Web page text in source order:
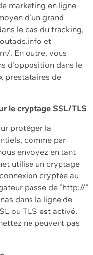
marketing en ligne
d'un grand
le cas du tracking,
et
. En outre, vous
d'opposition dans le
prestataires de
le cryptage SSL/TLS
protéger la
comme par
envoyez en tant
utilise un cryptage
cryptée au
passe de "http://"
dans la ligne de
ou TLS est activé,
ne peuvent pas